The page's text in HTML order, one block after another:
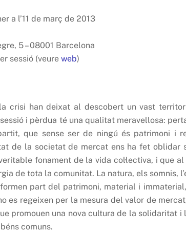
a l’11 de març de 2013
5 – 08001 Barcelona
sessió (veure web)
crisi han deixat al descobert un vast
i pèrdua té una qualitat meravellosa:
que sense ser de ningú és patrimoni i
de la societat de mercat ens ha fet oblidar
fonament de la vida col·lectiva, i que
de tota la comunitat. La natura, els somnis,
part del patrimoni, material i
es regeixen per la mesura del valor de
promouen una nova cultura de la solidaritat i
comuns.